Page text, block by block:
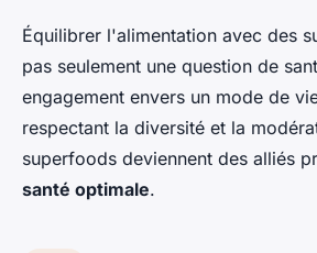
Équilibrer l'alimentation avec des
pas seulement une question de
engagement envers un mode de
respectant la diversité et la
superfoods deviennent des alliés
santé optimale.